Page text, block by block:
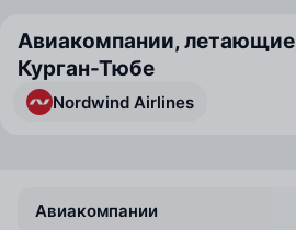
Авиакомпании, летающие
Курган-Тюбе
Nordwind Airlines
Авиакомпании